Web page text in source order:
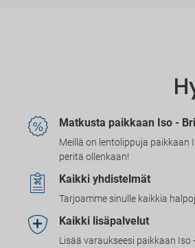
Matkusta paikkaan Iso -
Meillä on lentolippuja paikkaan
peritä ollenkaan!
Kaikki yhdistelmät
Tarjoamme sinulle kaikkia
Kaikki lisäpalvelut
Lisää varaukseesi paikkaan